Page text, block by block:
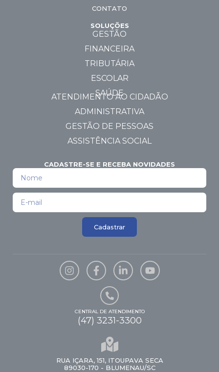
CONTATO
SOLUÇÕES
GESTÃO
FINANCEIRA
TRIBUTÁRIA
ESCOLAR
SAÚDE
ATENDIMENTO AO CIDADÃO
ADMINISTRATIVA
GESTÃO DE PESSOAS
ASSISTÊNCIA SOCIAL
CADASTRE-SE E RECEBA NOVIDADES
Cadastrar
CENTRAL DE ATENDIMENTO
(47) 3231-3300
RUA IÇARA, 151, ITOUPAVA SECA
89030-170 - BLUMENAU/SC